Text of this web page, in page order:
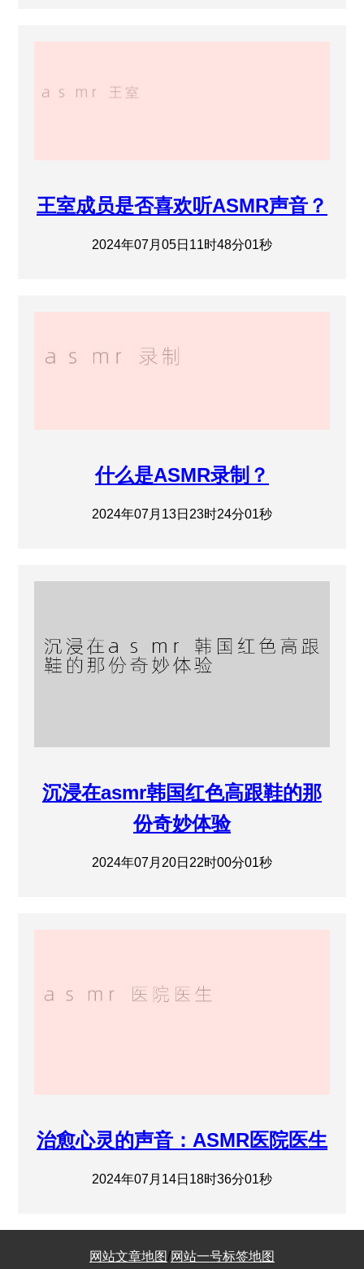
王室成员是否喜欢听ASMR声音？
2024年07月05日11时48分01秒
什么是ASMR录制？
2024年07月13日23时24分01秒
沉浸在asmr韩国红色高跟鞋的那
份奇妙体验
2024年07月20日22时00分01秒
治愈心灵的声音：ASMR医院医生
2024年07月14日18时36分01秒
网站文章地图/网站一号标签地图